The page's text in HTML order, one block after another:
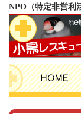
NPO（特定非営利